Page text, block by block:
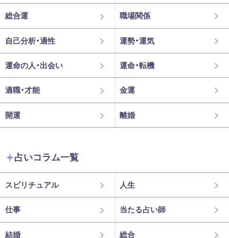
総合運 職場関係
自己分析・適性 運勢・運気
運命の人・出会い 運命・転機
適職・才能 金運
開運 離婚
占いコラム一覧
スピリチュアル 人生
仕事 当たる占い師
結婚 総合